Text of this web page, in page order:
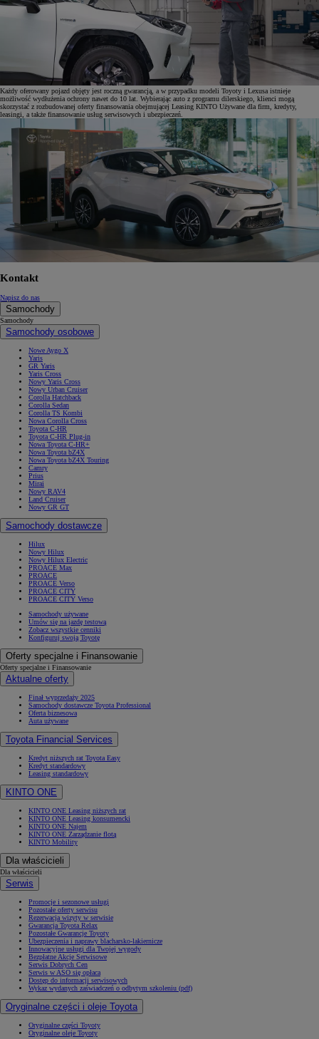
Każdy oferowany pojazd objęty jest roczną gwarancją, a w przypadku modeli Toyoty i Lexusa istnieje
możliwość wydłużenia ochrony nawet do 10 lat. Wybierając auto z programu dilerskiego, klienci mogą
skorzystać z rozbudowanej oferty finansowania obejmującej Leasing KINTO Używane dla firm, kredyty,
leasingi, a także finansowanie usług serwisowych i ubezpieczeń.
Kontakt
Napisz do nas
Samochody
Samochody
Samochody osobowe
Nowe Aygo X
Yaris
GR Yaris
Yaris Cross
Nowy Yaris Cross
Nowy Urban Cruiser
Corolla Hatchback
Corolla Sedan
Corolla TS Kombi
Nowa Corolla Cross
Toyota C-HR
Toyota C-HR Plug-in
Nowa Toyota C-HR+
Nowa Toyota bZ4X
Nowa Toyota bZ4X Touring
Camry
Prius
Mirai
Nowy RAV4
Land Cruiser
Nowy GR GT
Samochody dostawcze
Hilux
Nowy Hilux
Nowy Hilux Electric
PROACE Max
PROACE
PROACE Verso
PROACE CITY
PROACE CITY Verso
Samochody używane
Umów się na jazdę testową
Zobacz wszystkie cenniki
Konfiguruj swoją Toyotę
Oferty specjalne i Finansowanie
Oferty specjalne i Finansowanie
Aktualne oferty
Finał wyprzedaży 2025
Samochody dostawcze Toyota Professional
Oferta biznesowa
Auta używane
Toyota Financial Services
Kredyt niższych rat Toyota Easy
Kredyt standardowy
Leasing standardowy
KINTO ONE
KINTO ONE Leasing niższych rat
KINTO ONE Leasing konsumencki
KINTO ONE Najem
KINTO ONE Zarządzanie flotą
KINTO Mobility
Dla właścicieli
Dla właścicieli
Serwis
Promocje i sezonowe usługi
Pozostałe oferty serwisu
Rezerwacja wizyty w serwisie
Gwarancja Toyota Relax
Pozostałe Gwarancje Toyoty
Ubezpieczenia i naprawy blacharsko-lakiernicze
Innowacyjne usługi dla Twojej wygody
Bezpłatne Akcje Serwisowe
Serwis Dobrych Cen
Serwis w ASO się opłaca
Dostęp do informacji serwisowych
Wykaz wydanych zaświadczeń o odbytym szkoleniu (pdf)
Oryginalne części i oleje Toyota
Oryginalne części Toyoty
Oryginalne oleje Toyoty